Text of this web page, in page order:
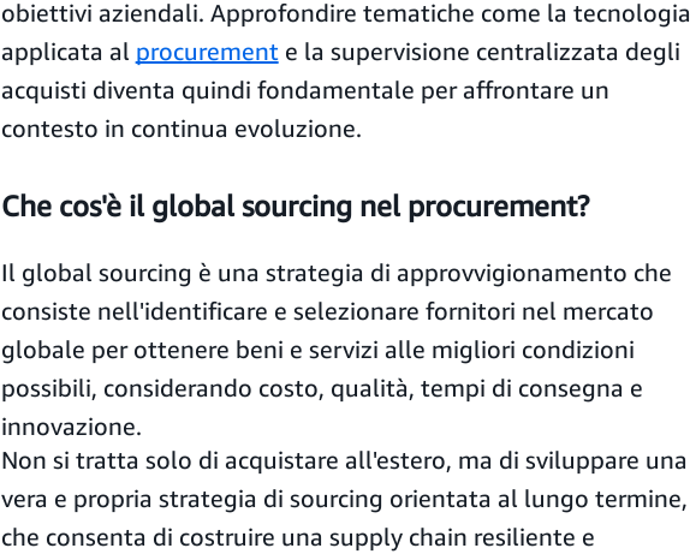
obiettivi aziendali. Approfondire tematiche come la tecnologia
applicata al procuremente la supervisione centralizzata degli
acquisti diventa quindi fondamentale per affrontare un
contesto in continua evoluzione.
Che cos'è il global sourcing nel procurement?
Il global sourcing è una strategia di approvvigionamento che
consiste nell'identificare e selezionare fornitori nel mercato
globale per ottenere beni e servizi alle migliori condizioni
possibili, considerando costo, qualità, tempi di consegna e
innovazione.
Non si tratta solo di acquistare all'estero, ma di sviluppare una
vera e propria strategia di sourcing orientata al lungo termine,
che consenta di costruire una supply chain resiliente e